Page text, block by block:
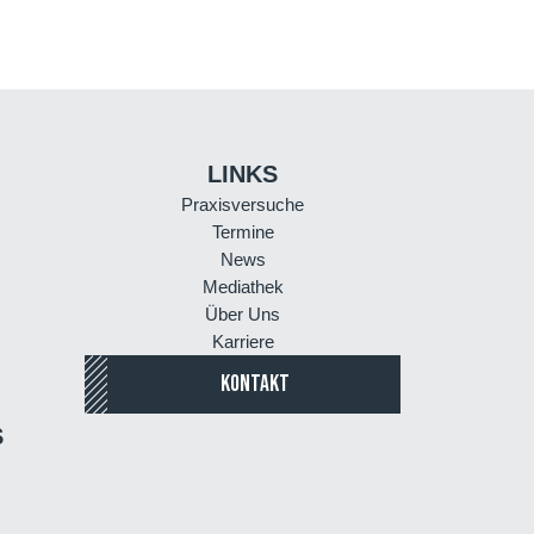
LINKS
Praxisversuche
Termine
News
Mediathek
Über Uns
Karriere
KONTAKT